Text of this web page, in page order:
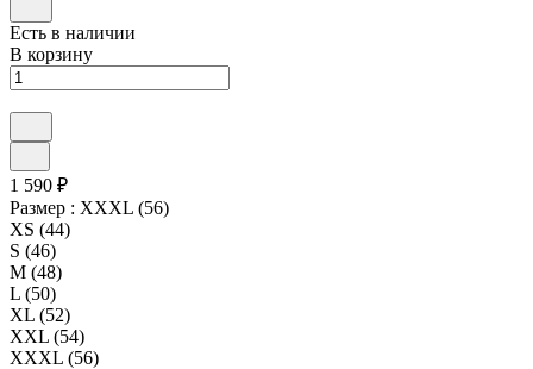
Есть в наличии
В корзину
1 590 ₽
Размер : XXXL (56)
XS (44)
S (46)
M (48)
L (50)
XL (52)
XXL (54)
XXXL (56)